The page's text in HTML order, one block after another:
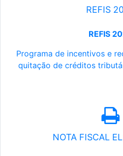
REFIS
REFIS
Programa de incentivos e
quitação de créditos
NOTA FISCAL